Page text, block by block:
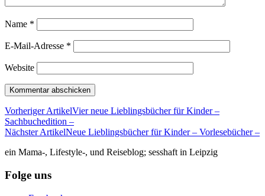
Name *
E-Mail-Adresse *
Website
Vorheriger ArtikelVier neue Lieblingsbücher für Kinder –
Sachbuchedition –
Nächster ArtikelNeue Lieblingsbücher für Kinder – Vorlesebücher –
ein Mama-, Lifestyle-, und Reiseblog; sesshaft in Leipzig
Folge uns